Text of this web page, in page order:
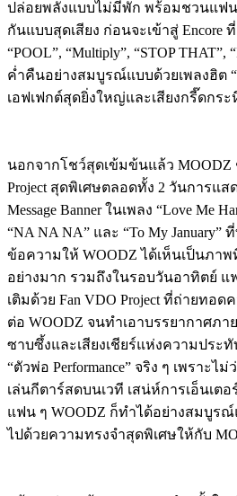
ปล่อยพลังแบบไม่มีพัก พร้อมชวนแฟน
กันแบบสุดเสียง ก่อนจะเข้าสู่ Encore
“POOL”, “Multiply”, “STOP THAT”,
ค่ำคืนอย่างสมบูรณ์แบบด้วยเพลงฮิต
เอฟเฟกต์สุดยิ่งใหญ่และเสียงกรี๊ดกร
นอกจากโชว์สุดเข้มข้นแล้ว MOODZ
Project สุดพิเศษตลอดทั้ง 2 วันการแส
Message Banner ในเพลง “Love Me
“NA NA NA” และ “To My
ข้อความให้ WOODZ ได้เห็นเป็นภา
อย่างมาก รวมถึงในรอบวันอาทิตย์ แ
เติมด้วย Fan VDO Project ที่ถ่ายทอ
ต่อ WOODZ จนทำเอาบรรยากาศภ
ซาบซึ้งและเสียงเชียร์แห่งความประ
“ตัวพ่อ Performance” จริง ๆ เพราะไ
เล่นกีตาร์สดบนเวที เสน่ห์การเอ็นเต
แฟน ๆ WOODZ ก็ทำได้อย่างสมบูร
ไปด้วยความทรงจำสุดพิเศษให้กับ